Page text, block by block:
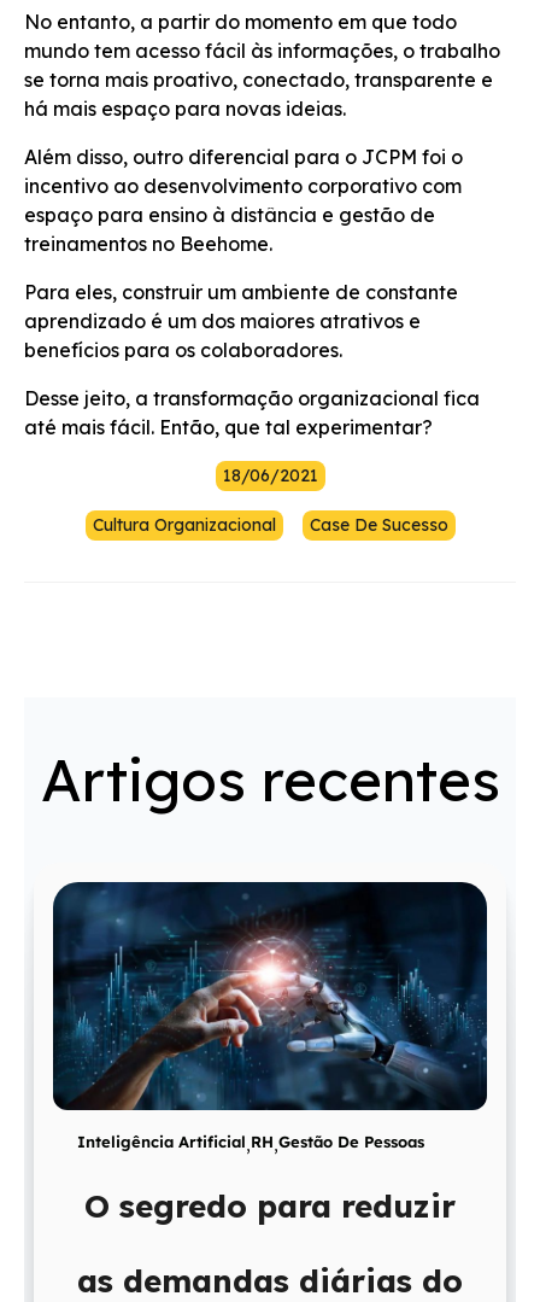
No entanto, a partir do momento em que todo
mundo tem acesso fácil às informações, o trabalho
se torna mais proativo, conectado, transparente e
há mais espaço para novas ideias.
Além disso, outro diferencial para o JCPM foi o
incentivo ao desenvolvimento corporativo com
espaço para ensino à distância e gestão de
treinamentos no Beehome.
Para eles, construir um ambiente de constante
aprendizado é um dos maiores atrativos e
benefícios para os colaboradores.
Desse jeito, a transformação organizacional fica
até mais fácil. Então, que tal experimentar?
18/06/2021
Cultura Organizacional Case De Sucesso
Artigos recentes
Inteligência Artificial,RH,Gestão De Pessoas
O segredo para reduzir
as demandas diárias do